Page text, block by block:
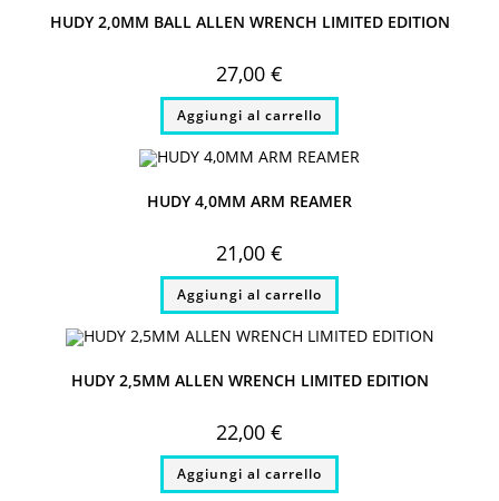
HUDY 2,0MM BALL ALLEN WRENCH LIMITED EDITION
27,00 €
Aggiungi al carrello
HUDY 4,0MM ARM REAMER
21,00 €
Aggiungi al carrello
HUDY 2,5MM ALLEN WRENCH LIMITED EDITION
22,00 €
Aggiungi al carrello